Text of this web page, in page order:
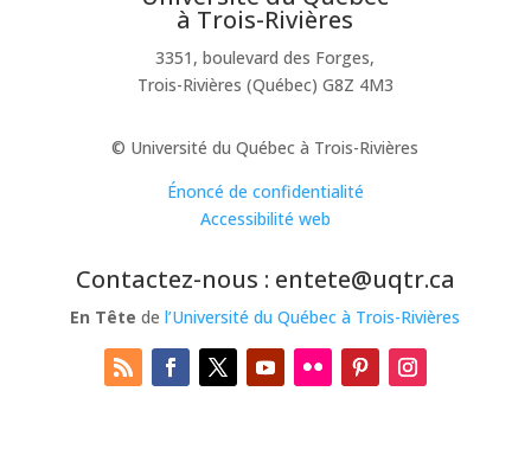
à Trois-Rivières
3351, boulevard des Forges,
Trois-Rivières (Québec) G8Z 4M3
© Université du Québec à Trois-Rivières
Énoncé de confidentialité
Accessibilité web
Contactez-nous : entete@uqtr.ca
En Tête del’Université du Québec à Trois-Rivières